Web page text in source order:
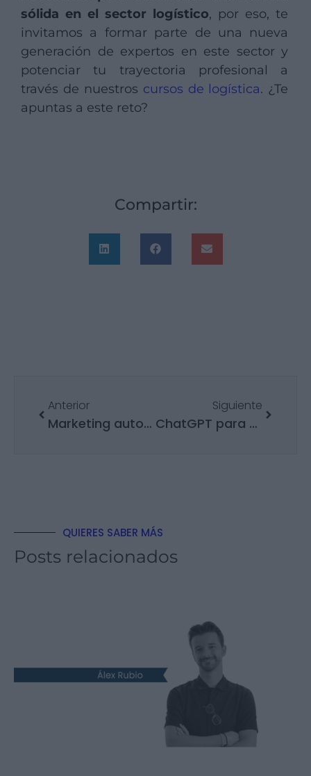
sólida en el sector logístico, por eso, te
invitamos a formar parte de una nueva
generación de expertos en este sector y
potenciar tu trayectoria profesional a
través de nuestros cursos de logística. ¿Te
apuntas a este reto?
Compartir:
Anterior
Marketing automation: cómo aplicarlo en tu empresa
Siguiente
ChatGPT para empresas: aplicaciones y principales ventajas
QUIERES SABER MÁS
Posts relacionados